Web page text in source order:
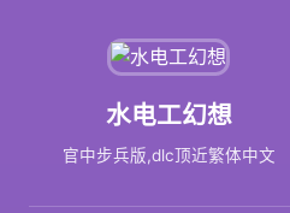
水电工幻想
官中步兵版,dlc顶近繁体中文